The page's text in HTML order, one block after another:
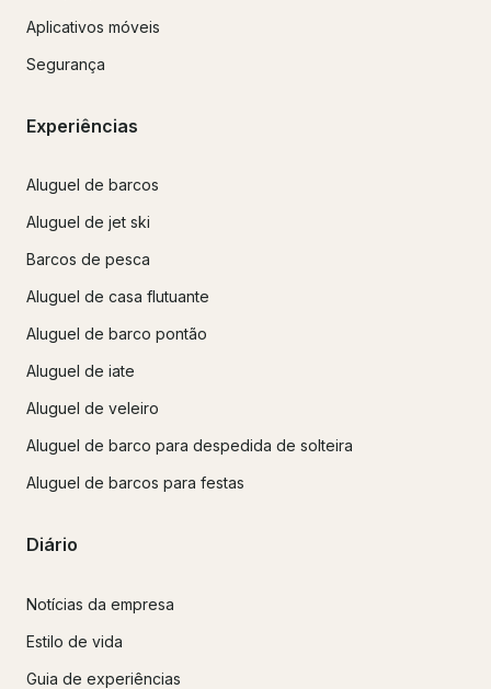
Aplicativos móveis
Segurança
Experiências
Aluguel de barcos
Aluguel de jet ski
Barcos de pesca
Aluguel de casa flutuante
Aluguel de barco pontão
Aluguel de iate
Aluguel de veleiro
Aluguel de barco para despedida de solteira
Aluguel de barcos para festas
Diário
Notícias da empresa
Estilo de vida
Guia de experiências